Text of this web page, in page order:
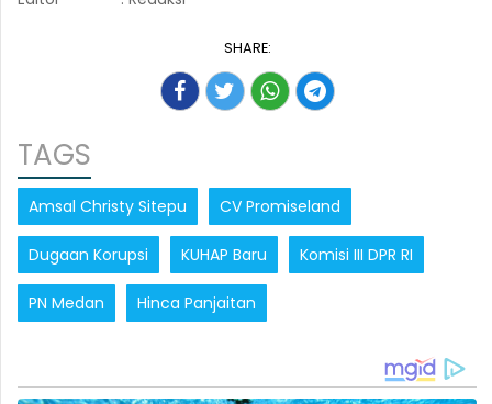
SHARE:
TAGS
Amsal Christy Sitepu CV Promiseland
Dugaan Korupsi KUHAP Baru Komisi III DPR RI
PN Medan Hinca Panjaitan